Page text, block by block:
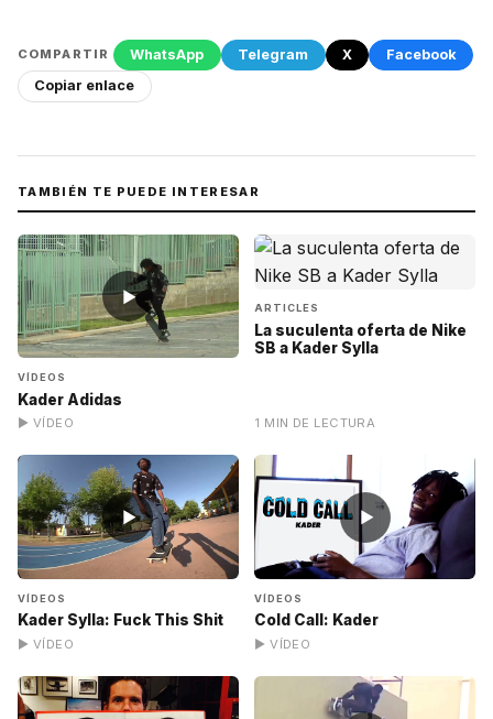
COMPARTIR WhatsApp Telegram X
Facebook
Copiar enlace
TAMBIÉN TE PUEDE INTERESAR
▶
VÍDEOS
Kader Adidas
▶ VÍDEO
ARTICLES
La suculenta oferta de Nike
SB a Kader Sylla
1 MIN DE LECTURA
▶
VÍDEOS
Kader Sylla: Fuck This Shit
▶ VÍDEO
▶
VÍDEOS
Cold Call: Kader
▶ VÍDEO